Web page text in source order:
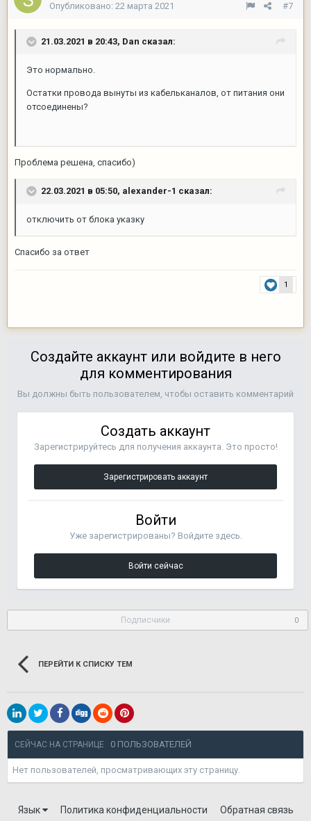
#7
Опубликовано: 22 марта 2021
21.03.2021 в 20:43, Dan сказал:
Это нормально.
Остатки провода вынуты из кабельканалов, от питания они
отсоединены?
Проблема решена, спасибо)
22.03.2021 в 05:50, alexander-1 сказал:
отключить от блока указку
Спасибо за ответ
1
Создайте аккаунт или войдите в него
для комментирования
Вы должны быть пользователем, чтобы оставить комментарий
Создать аккаунт
Зарегистрируйтесь для получения аккаунта. Это просто!
Зарегистрировать аккаунт
Войти
Уже зарегистрированы? Войдите здесь.
Войти сейчас
Подписчики 0
ПЕРЕЙТИ К СПИСКУ ТЕМ
СЕЙЧАС НА СТРАНИЦЕ 0 ПОЛЬЗОВАТЕЛЕЙ
Нет пользователей, просматривающих эту страницу.
Язык Политика конфиденциальности Обратная связь